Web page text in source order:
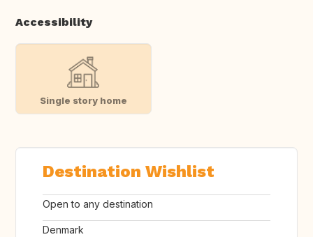
Accessibility
Single story home
Destination Wishlist
Open to any destination
Denmark